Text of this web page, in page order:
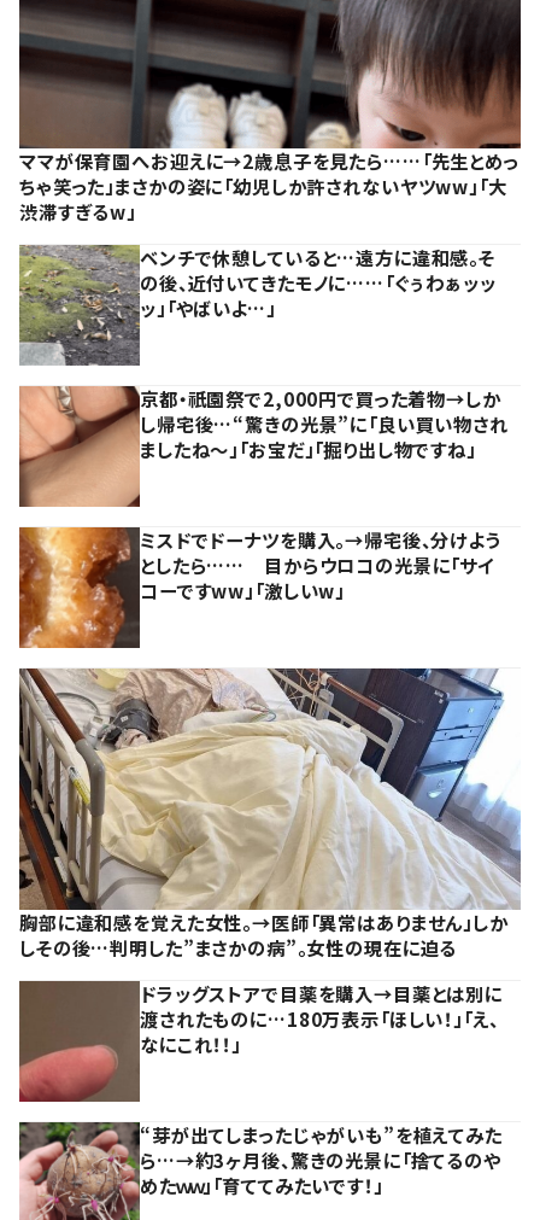
ママが保育園へお迎えに→2歳息子を見たら……「先生とめっ
ちゃ笑った」まさかの姿に「幼児しか許されないヤツww」「大
渋滞すぎるw」
ベンチで休憩していると…遠方に違和感。そ
の後、近付いてきたモノに……「ぐぅわぁッッ
ッ」「やばいよ…」
京都・祇園祭で2,000円で買った着物→しか
し帰宅後…“驚きの光景”に「良い買い物され
ましたね～」「お宝だ」「掘り出し物ですね」
ミスドでドーナツを購入。→帰宅後、分けよう
としたら…… 目からウロコの光景に「サイ
コーですww」「激しいw」
胸部に違和感を覚えた女性。→医師「異常はありません」しか
しその後…判明した”まさかの病”。女性の現在に迫る
ドラッグストアで目薬を購入→目薬とは別に
渡されたものに…180万表示「ほしい！」「え、
なにこれ！！」
“芽が出てしまったじゃがいも”を植えてみた
ら…→約3ヶ月後、驚きの光景に「捨てるのや
めたｗｗ」「育ててみたいです！」